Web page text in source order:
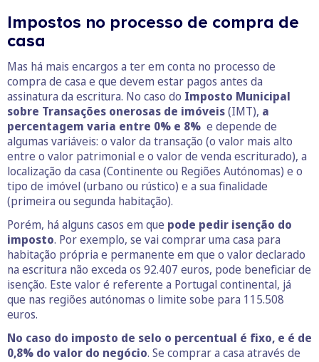
Impostos no processo de compra de
casa
Mas há mais encargos a ter em conta no processo de
compra de casa e que devem estar pagos antes da
assinatura da escritura. No caso do Imposto Municipal
sobre Transações onerosas de imóveis(IMT), a
percentagem varia entre 0% e 8% e depende de
algumas variáveis: o valor da transação (o valor mais alto
entre o valor patrimonial e o valor de venda escriturado), a
localização da casa (Continente ou Regiões Autónomas) e o
tipo de imóvel (urbano ou rústico) e a sua finalidade
(primeira ou segunda habitação).
Porém, há alguns casos em que pode pedir isenção do
imposto. Por exemplo, se vai comprar uma casa para
habitação própria e permanente em que o valor declarado
na escritura não exceda os 92.407 euros, pode beneficiar de
isenção. Este valor é referente a Portugal continental, já
que nas regiões autónomas o limite sobe para 115.508
euros.
No caso do imposto de selo o percentual é fixo, e é de
0,8% do valor do negócio. Se comprar a casa através de